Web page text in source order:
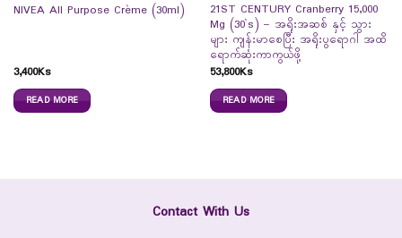
NIVEA All Purpose Crème (30ml)
3,400Ks
READ MORE
21ST CENTURY Cranberry 15,000
Mg (30`s) – အရိုးအဆစ် နှင့် သွား
များ ကျန်းမာစေပြီး အရိုးပွရောဂါ အထိ
ရောက်ဆုံးကာကွယ်ဖို့
53,800Ks
READ MORE
Contact With Us